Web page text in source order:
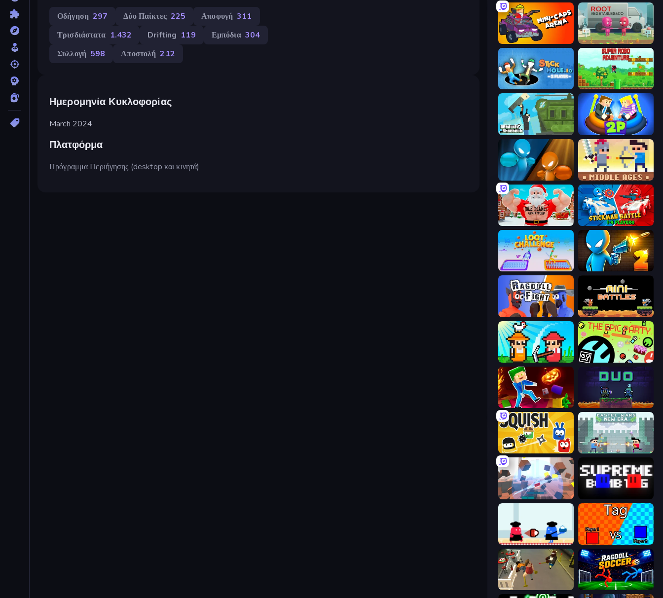
Οδήγηση 297 Δύο Παίκτες 225 Αποφυγή 311
Τρισδιάστατα 1.432 Drifting 119 Εμπόδια 304
Συλλογή 598 Αποστολή 212
Ημερομηνία Κυκλοφορίας
March 2024
Πλατφόρμα
Πρόγραμμα Περιήγησης (desktop και κινητά)
Mini-Caps: Arena Root Vegetables & Co
Stickhole.io Super Robo - Adventure
Getaway Shootout Ragdoll Arena 2 Player
Drunken Boxing Castle Wars: Middle Ages
Idle Planet: Gym Tycoon Stickman battle 1-4 Players
Loot Challenge Drunken Duel 2
Ragdoll Fight 12 MiniBattles
Farmer Challenge Party The Epic Party
Balanced Running Duo
Squish Castle Wars: New Era
Cubic Rush
Clash of Cakes 2 Player Tag
Ragdoll Soccer 2 Players